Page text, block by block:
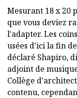
Mesurant 18 x 20
que vous deviez
l'adapter. Les
usées d'ici la fin
déclaré Shapiro,
adjoint de
Collège
contenu,